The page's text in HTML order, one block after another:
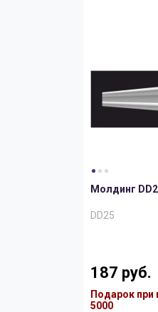
Молдинг
DD25
187 руб.
Подарок при
5000